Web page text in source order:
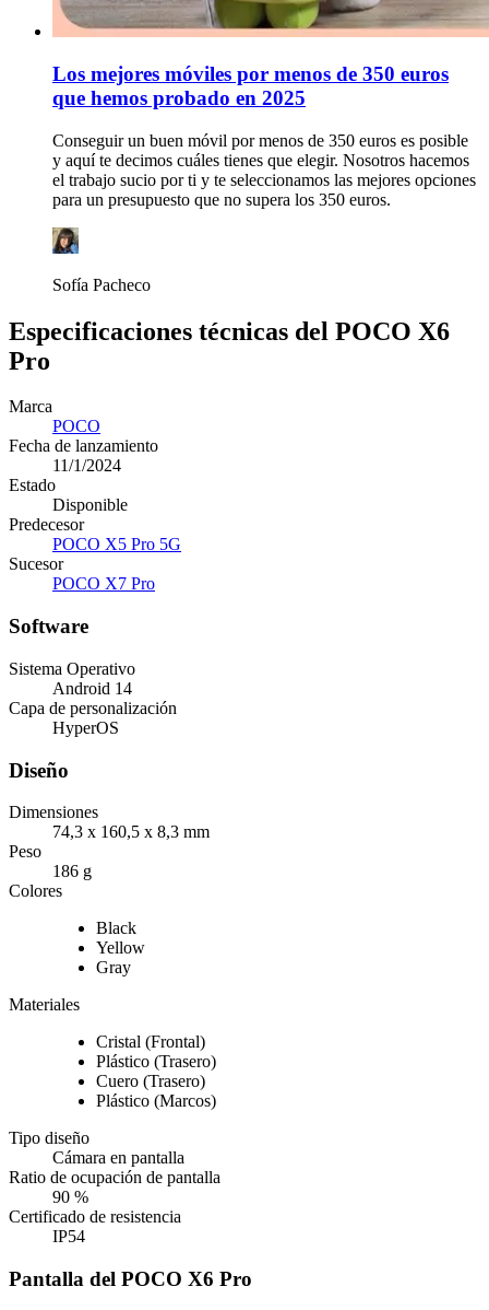
Los mejores móviles por menos de 350 euros
que hemos probado en 2025
Conseguir un buen móvil por menos de 350 euros es posible
y aquí te decimos cuáles tienes que elegir. Nosotros hacemos
el trabajo sucio por ti y te seleccionamos las mejores opciones
para un presupuesto que no supera los 350 euros.
Sofía Pacheco
Especificaciones técnicas del POCO X6
Pro
Marca
POCO
Fecha de lanzamiento
11/1/2024
Estado
Disponible
Predecesor
POCO X5 Pro 5G
Sucesor
POCO X7 Pro
Software
Sistema Operativo
Android 14
Capa de personalización
HyperOS
Diseño
Dimensiones
74,3 x 160,5 x 8,3 mm
Peso
186 g
Colores
Black
Yellow
Gray
Materiales
Cristal (Frontal)
Plástico (Trasero)
Cuero (Trasero)
Plástico (Marcos)
Tipo diseño
Cámara en pantalla
Ratio de ocupación de pantalla
90 %
Certificado de resistencia
IP54
Pantalla del POCO X6 Pro